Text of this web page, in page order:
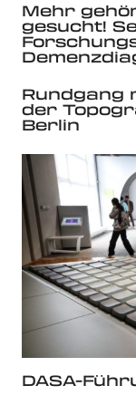
Mehr
gesucht!
Rundgang
der
Berlin
DASA-